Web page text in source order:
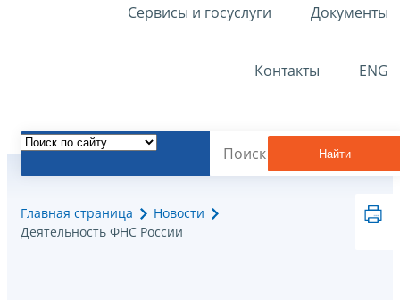
Сервисы и госуслуги Документы
Контакты ENG
Найти
Главная страница
Новости
Деятельность ФНС России